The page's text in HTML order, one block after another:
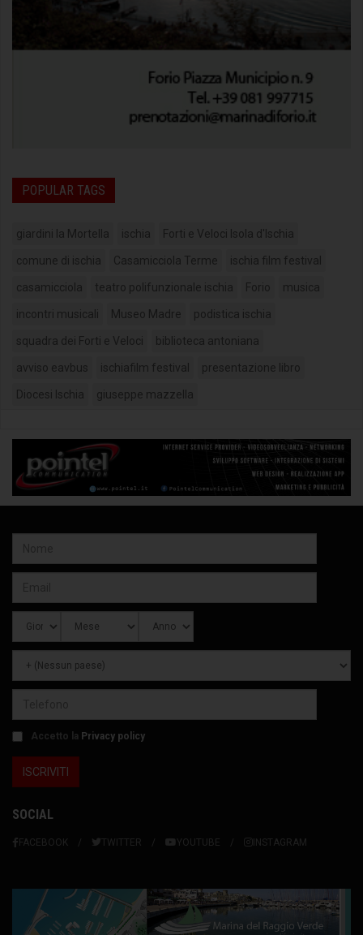
POPULAR TAGS
giardini la Mortella ischia Forti e Veloci Isola d'Ischia
comune di ischia Casamicciola Terme ischia film festival
casamicciola teatro polifunzionale ischia Forio musica
incontri musicali Museo Madre podistica ischia
squadra dei Forti e Veloci biblioteca antoniana
avviso eavbus ischiafilm festival presentazione libro
Diocesi Ischia giuseppe mazzella
Accetto la Privacy policy
SOCIAL
FACEBOOK TWITTER YOUTUBE INSTAGRAM